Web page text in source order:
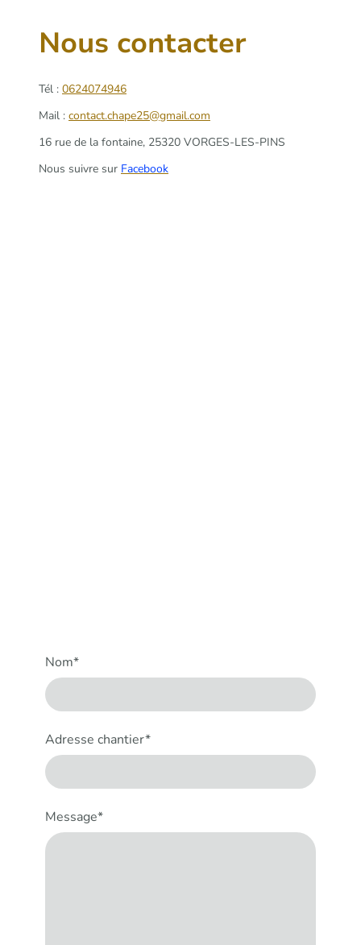
Nous contacter
Tél : 0624074946
Mail : contact.chape25@gmail.com
16 rue de la fontaine, 25320 VORGES-LES-PINS
Nous suivre sur Facebook
Nom*
Adresse chantier*
Message*